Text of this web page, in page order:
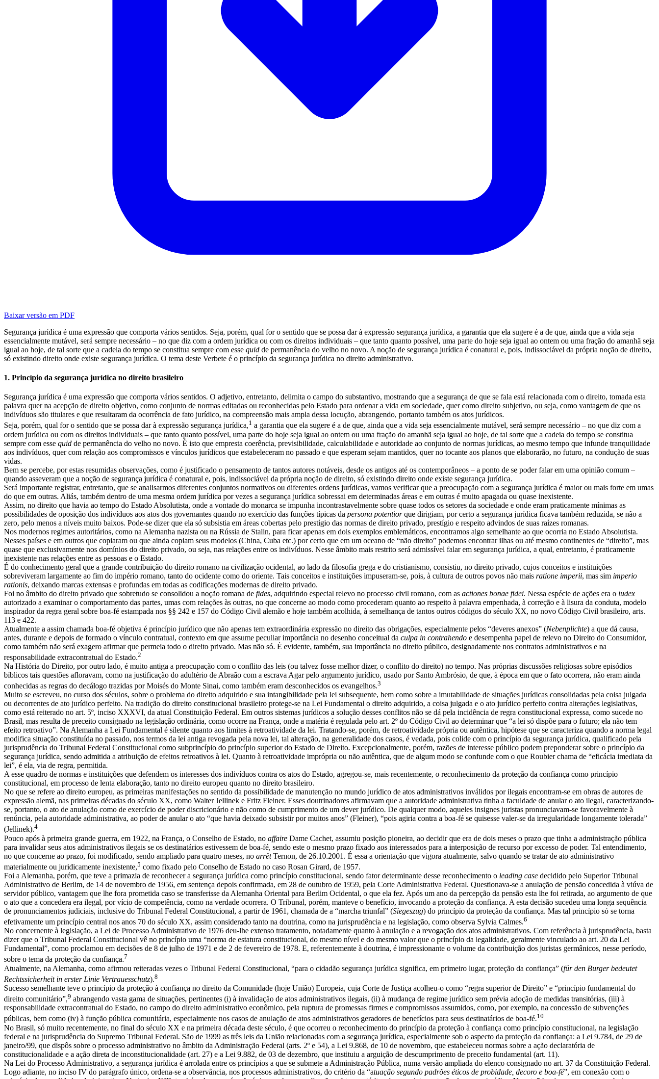
Baixar versão em PDF
Segurança jurídica é uma expressão que comporta vários sentidos. Seja, porém, qual for o sentido que se possa dar à expressão segurança jurídica, a garantia que ela sugere é a de que, ainda que a vida seja
essencialmente mutável, será sempre necessário – no que diz com a ordem jurídica ou com os direitos individuais – que tanto quanto possível, uma parte do hoje seja igual ao ontem ou uma fração do amanhã seja
igual ao hoje, de tal sorte que a cadeia do tempo se constitua sempre com esse quid de permanência do velho no novo. A noção de segurança jurídica é conatural e, pois, indissociável da própria noção de direito,
só existindo direito onde existe segurança jurídica. O tema deste Verbete é o princípio da segurança jurídica no direito administrativo.
1. Princípio da segurança jurídica no direito brasileiro
Segurança jurídica é uma expressão que comporta vários sentidos. O adjetivo, entretanto, delimita o campo do substantivo, mostrando que a segurança de que se fala está relacionada com o direito, tomada esta
palavra quer na acepção de direito objetivo, como conjunto de normas editadas ou reconhecidas pelo Estado para ordenar a vida em sociedade, quer como direito subjetivo, ou seja, como vantagem de que os
indivíduos são titulares e que resultaram da ocorrência de fato jurídico, na compreensão mais ampla dessa locução, abrangendo, portanto também os atos jurídicos.
Seja, porém, qual for o sentido que se possa dar à expressão segurança jurídica,1 a garantia que ela sugere é a de que, ainda que a vida seja essencialmente mutável, será sempre necessário – no que diz com a
ordem jurídica ou com os direitos individuais – que tanto quanto possível, uma parte do hoje seja igual ao ontem ou uma fração do amanhã seja igual ao hoje, de tal sorte que a cadeia do tempo se constitua
sempre com esse quid de permanência do velho no novo. É isto que empresta coerência, previsibilidade, calculabilidade e autoridade ao conjunto de normas jurídicas, ao mesmo tempo que infunde tranquilidade
aos indivíduos, quer com relação aos compromissos e vínculos jurídicos que estabeleceram no passado e que esperam sejam mantidos, quer no tocante aos planos que elaborarão, no futuro, na condução de suas
vidas.
Bem se percebe, por estas resumidas observações, como é justificado o pensamento de tantos autores notáveis, desde os antigos até os contemporâneos – a ponto de se poder falar em uma opinião comum –
quando asseveram que a noção de segurança jurídica é conatural e, pois, indissociável da própria noção de direito, só existindo direito onde existe segurança jurídica.
Será importante registrar, entretanto, que se analisarmos diferentes conjuntos normativos ou diferentes ordens jurídicas, vamos verificar que a preocupação com a segurança jurídica é maior ou mais forte em umas
do que em outras. Aliás, também dentro de uma mesma ordem jurídica por vezes a segurança jurídica sobressai em determinadas áreas e em outras é muito apagada ou quase inexistente.
Assim, no direito que havia ao tempo do Estado Absolutista, onde a vontade do monarca se impunha incontrastavelmente sobre quase todos os setores da sociedade e onde eram praticamente mínimas as
possibilidades de oposição dos indivíduos aos atos dos governantes quando no exercício das funções típicas da persona potentiorque dirigiam, por certo a segurança jurídica ficava também reduzida, se não a
zero, pelo menos a níveis muito baixos. Pode-se dizer que ela só subsistia em áreas cobertas pelo prestígio das normas de direito privado, prestígio e respeito advindos de suas raízes romanas.
Nos modernos regimes autoritários, como na Alemanha nazista ou na Rússia de Stalin, para ficar apenas em dois exemplos emblemáticos, encontramos algo semelhante ao que ocorria no Estado Absolutista.
Nesses países e em outros que copiaram ou que ainda copiam seus modelos (China, Cuba etc.) por certo que em um oceano de “não direito” podemos encontrar ilhas ou até mesmo continentes de “direito”, mas
quase que exclusivamente nos domínios do direito privado, ou seja, nas relações entre os indivíduos. Nesse âmbito mais restrito será admissível falar em segurança jurídica, a qual, entretanto, é praticamente
inexistente nas relações entre as pessoas e o Estado.
É do conhecimento geral que a grande contribuição do direito romano na civilização ocidental, ao lado da filosofia grega e do cristianismo, consistiu, no direito privado, cujos conceitos e instituições
sobreviveram largamente ao fim do império romano, tanto do ocidente como do oriente. Tais conceitos e instituições impuseram-se, pois, à cultura de outros povos não mais ratione imperii, mas sim imperio
rationis, deixando marcas extensas e profundas em todas as codificações modernas de direito privado.
Foi no âmbito do direito privado que sobretudo se consolidou a noção romana de fides, adquirindo especial relevo no processo civil romano, com as actiones bonae fidei. Nessa espécie de ações era o iudex
autorizado a examinar o comportamento das partes, umas com relações às outras, no que concerne ao modo como procederam quanto ao respeito à palavra empenhada, à correção e à lisura da conduta, modelo
inspirador da regra geral sobre boa-fé estampada nos §§ 242 e 157 do Código Civil alemão e hoje também acolhida, à semelhança de tantos outros códigos do século XX, no novo Código Civil brasileiro, arts.
113 e 422.
Atualmente a assim chamada boa-fé objetiva é princípio jurídico que não apenas tem extraordinária expressão no direito das obrigações, especialmente pelos “deveres anexos” (Nebenplichte) a que dá causa,
antes, durante e depois de formado o vínculo contratual, contexto em que assume peculiar importância no desenho conceitual da culpa in contrahendo e desempenha papel de relevo no Direito do Consumidor,
como também não será exagero afirmar que permeia todo o direito privado. Mas não só. É evidente, também, sua importância no direito público, designadamente nos contratos administrativos e na
responsabilidade extracontratual do Estado.2
Na História do Direito, por outro lado, é muito antiga a preocupação com o conflito das leis (ou talvez fosse melhor dizer, o conflito do direito) no tempo. Nas próprias discussões religiosas sobre episódios
bíblicos tais questões afloravam, como na justificação do adultério de Abraão com a escrava Agar pelo argumento jurídico, usado por Santo Ambrósio, de que, à época em que o fato ocorrera, não eram ainda
conhecidas as regras do decálogo trazidas por Moisés do Monte Sinai, como também eram desconhecidos os evangelhos.3
Muito se escreveu, no curso dos séculos, sobre o problema do direito adquirido e sua intangibilidade pela lei subsequente, bem como sobre a imutabilidade de situações jurídicas consolidadas pela coisa julgada
ou decorrentes de ato jurídico perfeito. Na tradição do direito constitucional brasileiro protege-se na Lei Fundamental o direito adquirido, a coisa julgada e o ato jurídico perfeito contra alterações legislativas,
como está reiterado no art. 5º, inciso XXXVI, da atual Constituição Federal. Em outros sistemas jurídicos a solução desses conflitos não se dá pela incidência de regra constitucional expressa, como sucede no
Brasil, mas resulta de preceito consignado na legislação ordinária, como ocorre na França, onde a matéria é regulada pelo art. 2º do Código Civil ao determinar que “a lei só dispõe para o futuro; ela não tem
efeito retroativo”. Na Alemanha a Lei Fundamental é silente quanto aos limites à retroatividade da lei. Tratando-se, porém, de retroatividade própria ou autêntica, hipótese que se caracteriza quando a norma legal
modifica situação constituída no passado, nos termos da lei antiga revogada pela nova lei, tal alteração, na generalidade dos casos, é vedada, pois colide com o princípio da segurança jurídica, qualificado pela
jurisprudência do Tribunal Federal Constitucional como subprincípio do princípio superior do Estado de Direito. Excepcionalmente, porém, razões de interesse público podem preponderar sobre o princípio da
segurança jurídica, sendo admitida a atribuição de efeitos retroativos à lei. Quanto à retroatividade imprópria ou não autêntica, que de algum modo se confunde com o que Roubier chama de “eficácia imediata da
lei”, é ela, via de regra, permitida.
A esse quadro de normas e instituições que defendem os interesses dos indivíduos contra os atos do Estado, agregou-se, mais recentemente, o reconhecimento da proteção da confiança como princípio
constitucional, em processo de lenta elaboração, tanto no direito europeu quanto no direito brasileiro.
No que se refere ao direito europeu, as primeiras manifestações no sentido da possibilidade de manutenção no mundo jurídico de atos administrativos inválidos por ilegais encontram-se em obras de autores de
expressão alemã, nas primeiras décadas do século XX, como Walter Jellinek e Fritz Fleiner. Esses doutrinadores afirmavam que a autoridade administrativa tinha a faculdade de anular o ato ilegal, caracterizando-
se, portanto, o ato de anulação como de exercício de poder discricionário e não como de cumprimento de um dever jurídico. De qualquer modo, aqueles insignes juristas pronunciavam-se favoravelmente à
renúncia, pela autoridade administrativa, ao poder de anular o ato “que havia deixado subsistir por muitos anos” (Fleiner), “pois agiria contra a boa-fé se quisesse valer-se da irregularidade longamente tolerada”
(Jellinek).4
Pouco após à primeira grande guerra, em 1922, na França, o Conselho de Estado, no affaire Dame Cachet, assumiu posição pioneira, ao decidir que era de dois meses o prazo que tinha a administração pública
para invalidar seus atos administrativos ilegais se os destinatários estivessem de boa-fé, sendo este o mesmo prazo fixado aos interessados para a interposição de recurso por excesso de poder. Tal entendimento,
no que concerne ao prazo, foi modificado, sendo ampliado para quatro meses, no arrêtTernon, de 26.10.2001. É essa a orientação que vigora atualmente, salvo quando se tratar de ato administrativo
materialmente ou juridicamente inexistente,5 como fixado pelo Conselho de Estado no caso Rosan Girard, de 1957.
Foi a Alemanha, porém, que teve a primazia de reconhecer a segurança jurídica como princípio constitucional, sendo fator determinante desse reconhecimento o leading case decidido pelo Superior Tribunal
Administrativo de Berlim, de 14 de novembro de 1956, em sentença depois confirmada, em 28 de outubro de 1959, pela Corte Administrativa Federal. Questionava-se a anulação de pensão concedida à viúva de
servidor público, vantagem que lhe fora prometida caso se transferisse da Alemanha Oriental para Berlim Ocidental, o que ela fez. Após um ano da percepção da pensão esta lhe foi retirada, ao argumento de que
o ato que a concedera era ilegal, por vício de competência, como na verdade ocorrera. O Tribunal, porém, manteve o benefício, invocando a proteção da confiança. A esta decisão sucedeu uma longa sequência
de pronunciamentos judiciais, inclusive do Tribunal Federal Constitucional, a partir de 1961, chamada de a “marcha triunfal” (Siegeszug) do princípio da proteção da confiança. Mas tal princípio só se torna
efetivamente um princípio central nos anos 70 do século XX, assim considerado tanto na doutrina, como na jurisprudência e na legislação, como observa Sylvia Calmes.6
No concernente à legislação, a Lei de Processo Administrativo de 1976 deu-lhe extenso tratamento, notadamente quanto à anulação e a revogação dos atos administrativos. Com referência à jurisprudência, basta
dizer que o Tribunal Federal Constitucional vê no princípio uma “norma de estatura constitucional, do mesmo nível e do mesmo valor que o princípio da legalidade, geralmente vinculado ao art. 20 da Lei
Fundamental”, como proclamou em decisões de 8 de julho de 1971 e de 2 de fevereiro de 1978. E, referentemente à doutrina, é impressionante o volume da contribuição dos juristas germânicos, nesse período,
sobre o tema da proteção da confiança.7
Atualmente, na Alemanha, como afirmou reiteradas vezes o Tribunal Federal Constitucional, “para o cidadão segurança jurídica significa, em primeiro lugar, proteção da confiança” (für den Burger bedeutet
Rechtssicherheit in erster Linie Vertrauesschutz).8
Sucesso semelhante teve o princípio da proteção à confiança no direito da Comunidade (hoje União) Europeia, cuja Corte de Justiça acolheu-o como “regra superior de Direito” e “princípio fundamental do
direito comunitário”,9 abrangendo vasta gama de situações, pertinentes (i) à invalidação de atos administrativos ilegais, (ii) à mudança de regime jurídico sem prévia adoção de medidas transitórias, (iii) à
responsabilidade extracontratual do Estado, no campo do direito administrativo econômico, pela ruptura de promessas firmes e compromissos assumidos, como, por exemplo, na concessão de subvenções
públicas, bem como (iv) à função pública comunitária, especialmente nos casos de anulação de atos administrativos geradores de benefícios para seus destinatários de boa-fé.10
No Brasil, só muito recentemente, no final do século XX e na primeira década deste século, é que ocorreu o reconhecimento do princípio da proteção à confiança como princípio constitucional, na legislação
federal e na jurisprudência do Supremo Tribunal Federal. São de 1999 as três leis da União relacionadas com a segurança jurídica, especialmente sob o aspecto da proteção da confiança: a Lei 9.784, de 29 de
janeiro/99, que dispôs sobre o processo administrativo no âmbito da Administração Federal (arts. 2º e 54), a Lei 9.868, de 10 de novembro, que estabeleceu normas sobre a ação declaratória de
constitucionalidade e a ação direta de inconstitucionalidade (art. 27) e a Lei 9.882, de 03 de dezembro, que instituiu a arguição de descumprimento de preceito fundamental (art. 11).
Na Lei do Processo Administrativo, a segurança jurídica é arrolada entre os princípios a que se submete a Administração Pública, numa versão ampliada do elenco consignado no art. 37 da Constituição Federal.
Logo adiante, no inciso IV do parágrafo único, ordena-se a observância, nos processos administrativos, do critério da “atuação segundo padrões éticos de probidade, decoro e boa-fé”, em conexão com o